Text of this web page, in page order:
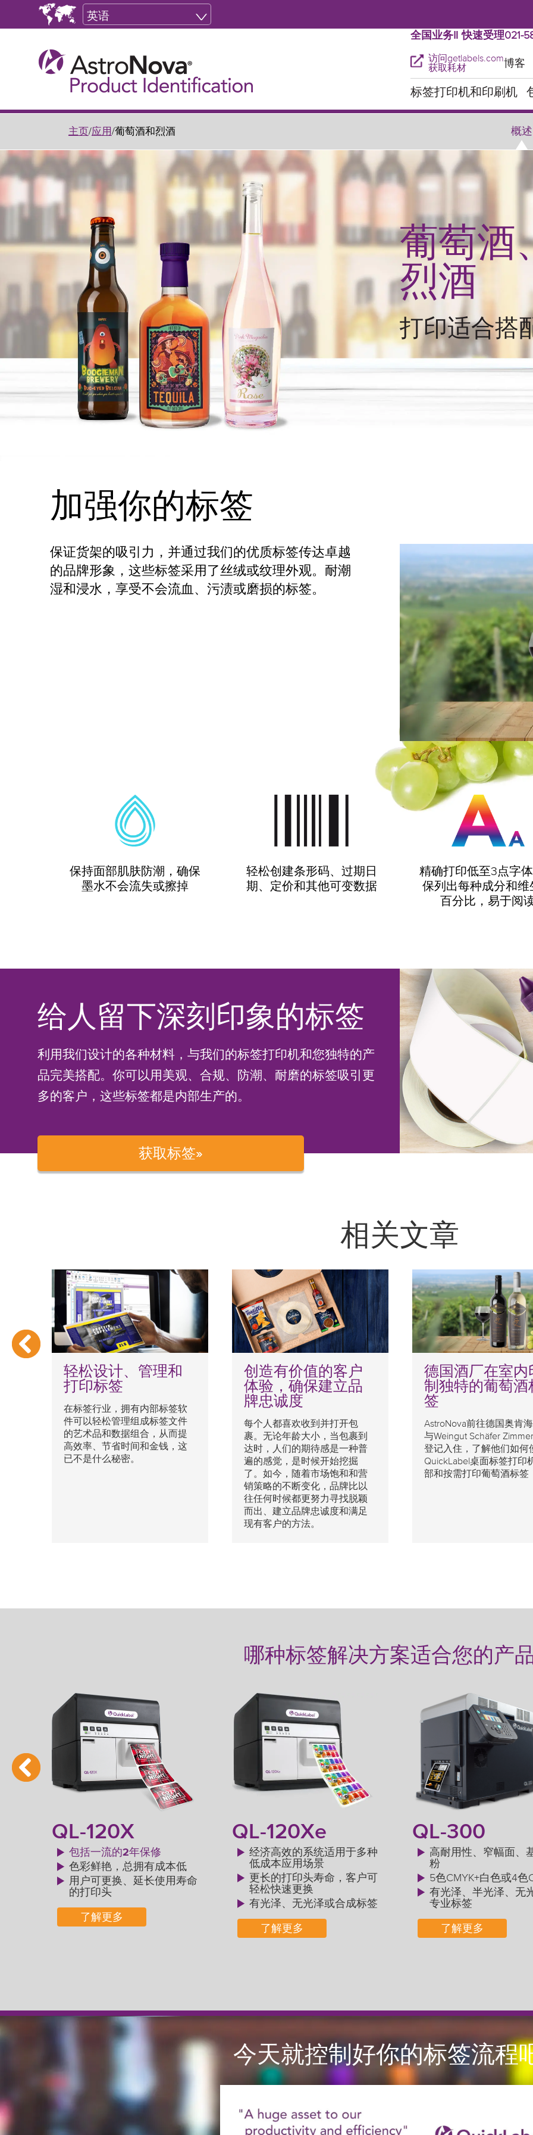
英语
全国业务‖ 快速受理021-
访问getlabels.com
获取耗材
博客
标签打印机和印刷机
主页/应用/葡萄酒和烈酒 概述
葡萄酒
烈酒
打印适合搭
加强你的标签
保证货架的吸引力，并通过我们的优质标签传达卓越
的品牌形象，这些标签采用了丝绒或纹理外观。耐潮
湿和浸水，享受不会流血、污渍或磨损的标签。
保持面部肌肤防潮，确保
墨水不会流失或擦掉
轻松创建条形码、过期日
期、定价和其他可变数据
精确打印低至3点字
保列出每种成分和维
百分比，易于阅
给人留下深刻印象的标签
利用我们设计的各种材料，与我们的标签打印机和您独特的产
品完美搭配。你可以用美观、合规、防潮、耐磨的标签吸引更
多的客户，这些标签都是内部生产的。
获取标签»
相关文章
轻松设计、管理和
打印标签
在标签行业，拥有内部标签软
件可以轻松管理组成标签文件
的艺术品和数据组合，从而提
高效率、节省时间和金钱，这
已不是什么秘密。
创造有价值的客户
体验，确保建立品
牌忠诚度
每个人都喜欢收到并打开包
裹。无论年龄大小，当包裹到
达时，人们的期待感是一种普
遍的感觉，是时候开始挖掘
了。如今，随着市场饱和和营
销策略的不断变化，品牌比以
往任何时候都更努力寻找脱颖
而出、建立品牌忠诚度和满足
现有客户的方法。
德国酒厂在室内
制独特的葡萄酒
签
AstroNova前往德国奥肯
与Weingut Schäfer
登记入住，了解他们如何
QuickLabel桌面标签打印
部和按需打印葡萄酒标签
哪种标签解决方案适合您的产
QL-120X
包括一流的2年保修
色彩鲜艳，总拥有成本低
用户可更换、延长使用寿命
的打印头
了解更多
QL-120Xe
经济高效的系统适用于多种
低成本应用场景
更长的打印头寿命，客户可
轻松快速更换
有光泽、无光泽或合成标签
了解更多
QL-300
高耐用性、窄幅面、
粉
5色CMYK+白色或4色
有光泽、半光泽、无
专业标签
了解更多
今天就控制好你的标签流程